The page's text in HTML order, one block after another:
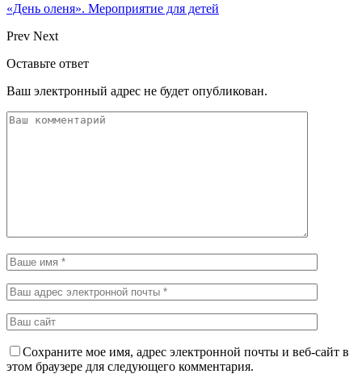
«День оленя». Мероприятие для детей
Prev Next
Оставьте ответ
Ваш электронный адрес не будет опубликован.
Сохраните мое имя, адрес электронной почты и веб-сайт в
этом браузере для следующего комментария.